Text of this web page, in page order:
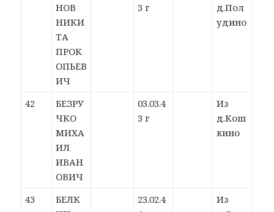
НОВ
НИКИ
ТА
ПРОК
ОПЬЕВ
ИЧ
3 г
д.Пол
удино
42
БЕЗРУ
ЧКО
МИХА
ИЛ
ИВАН
ОВИЧ
03.03.4
3 г
Из
д.Кош
кино
43
БЕЛК
23.02.4
Из